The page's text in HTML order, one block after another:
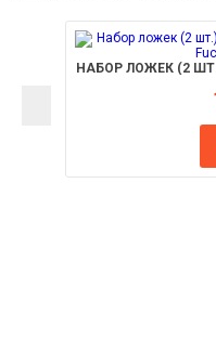
НАБОР ЛОЖЕК (2 ШТ.)